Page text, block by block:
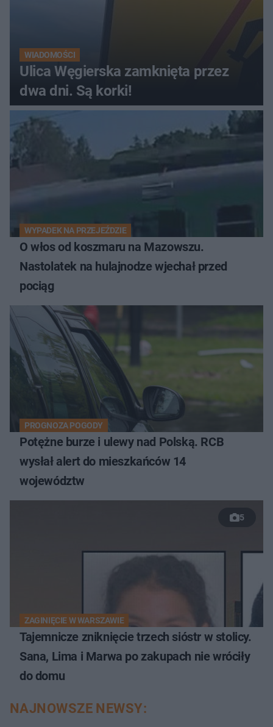
WIADOMOŚCI
Ulica Węgierska zamknięta przez
dwa dni. Są korki!
WYPADEK NA PRZEJEŹDZIE
O włos od koszmaru na Mazowszu.
Nastolatek na hulajnodze wjechał przed
pociąg
PROGNOZA POGODY
Potężne burze i ulewy nad Polską. RCB
wysłał alert do mieszkańców 14
województw
5
ZAGINIĘCIE W WARSZAWIE
Tajemnicze zniknięcie trzech sióstr w stolicy.
Sana, Lima i Marwa po zakupach nie wróciły
do domu
NAJNOWSZE NEWSY: